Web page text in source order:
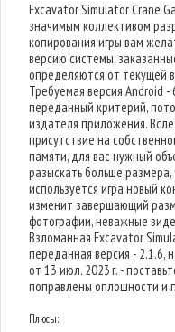
Excavator Simulator Crane
значимым коллективом
копирования игры вам
версию системы,
определяются от текущей
Требуемая версия Android
переданный критерий,
издателя приложения.
присутствие на
памяти, для вас нужный
разыскать больше
используется игра новый
изменит завершающий
фотографии, неважные
Взломанная Excavator
переданная версия - 2.1.6,
от 13 июл. 2023 г. -
поправлены оплошности и
Плюсы: